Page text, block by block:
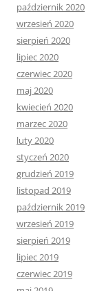
październik 2020
wrzesień 2020
sierpień 2020
lipiec 2020
czerwiec 2020
maj 2020
kwiecień 2020
marzec 2020
luty 2020
styczeń 2020
grudzień 2019
listopad 2019
październik 2019
wrzesień 2019
sierpień 2019
lipiec 2019
czerwiec 2019